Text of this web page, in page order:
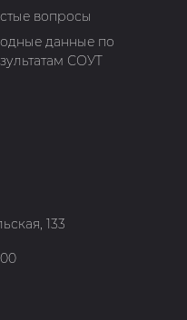
вопросы
данные по
СОУТ
133